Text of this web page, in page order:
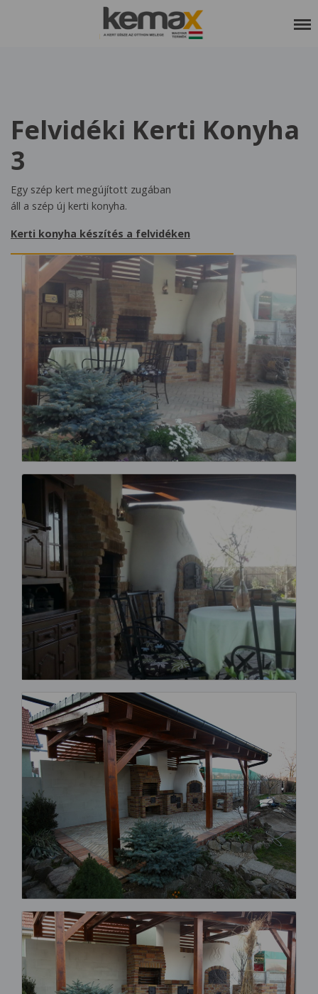
REFERENCIÁK
KEDVCSINÁLÓ
ETIKAI KÓDEX
Felvidéki Kerti Konyha
3
Egy szép kert megújított zugában
áll a szép új kerti konyha.
Kerti konyha készítés a felvidéken